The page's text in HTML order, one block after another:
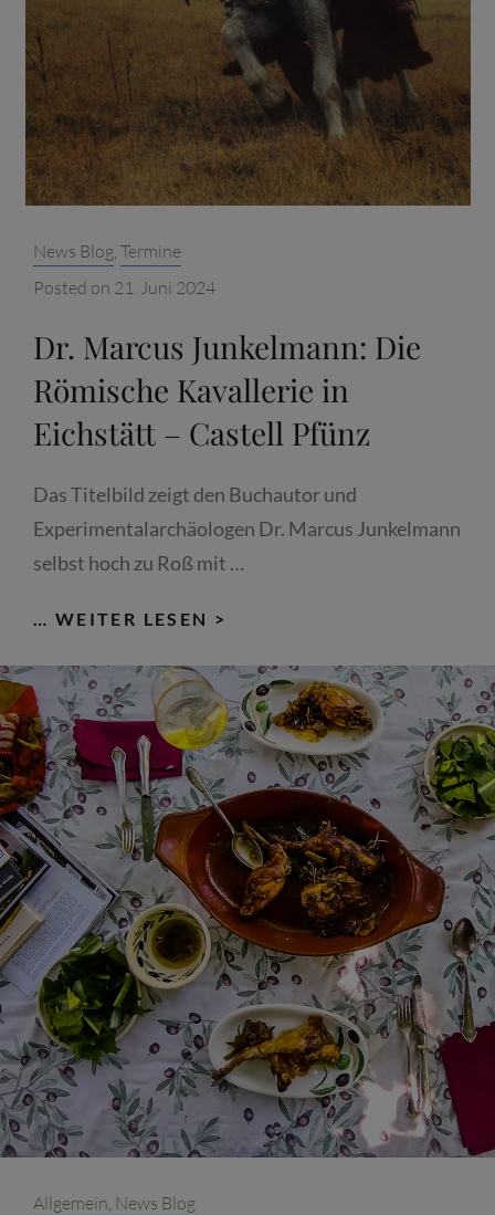
Categories:
News Blog Termine
Posted on 21. Juni 2024
Dr. Marcus Junkelmann: Die
Römische Kavallerie in
Eichstätt – Castell Pfünz
Das Titelbild zeigt den Buchautor und
Experimentalarchäologen Dr. Marcus Junkelmann
selbst hoch zu Roß mit …
… WEITER LESEN >
JUNKELMANN:
DIE
RÖMISCHE
KAVALLERIE
IN
EICHSTÄTT
–
CASTELL
PFÜNZ
Categories:
Allgemein News Blog